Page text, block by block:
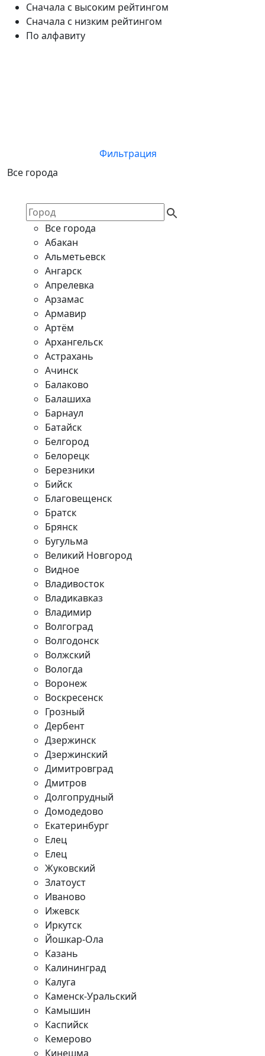
Сначала с высоким рейтингом
Сначала с низким рейтингом
По алфавиту
Фильтрация
Все города
Все города
Абакан
Альметьевск
Ангарск
Апрелевка
Арзамас
Армавир
Артём
Архангельск
Астрахань
Ачинск
Балаково
Балашиха
Барнаул
Батайск
Белгород
Белорецк
Березники
Бийск
Благовещенск
Братск
Брянск
Бугульма
Великий Новгород
Видное
Владивосток
Владикавказ
Владимир
Волгоград
Волгодонск
Волжский
Вологда
Воронеж
Воскресенск
Грозный
Дербент
Дзержинск
Дзержинский
Димитровград
Дмитров
Долгопрудный
Домодедово
Екатеринбург
Елец
Елец
Жуковский
Златоуст
Иваново
Ижевск
Иркутск
Йошкар-Ола
Казань
Калининград
Калуга
Каменск-Уральский
Камышин
Каспийск
Кемерово
Кинешма